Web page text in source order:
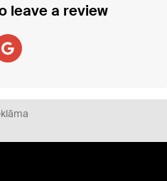
leave a review